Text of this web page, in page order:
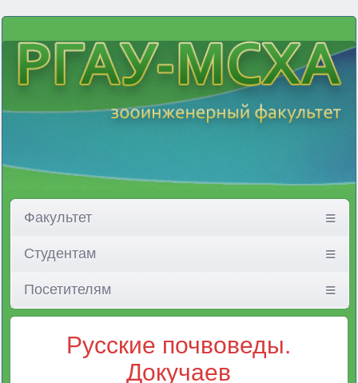
Факультет
Студентам
Посетителям
Русские почвоведы.
Докучаев